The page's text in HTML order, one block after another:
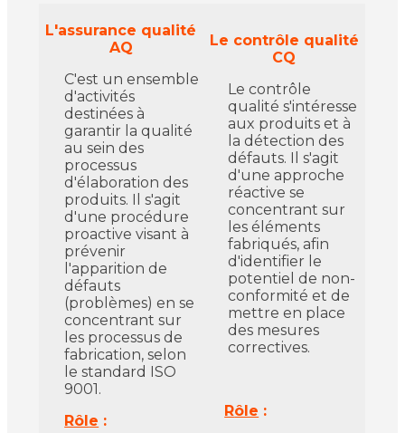
L'assurance qualité
AQ
C'est un ensemble
d'activités
destinées à
garantir la qualité
au sein des
processus
d'élaboration des
produits. Il s'agit
d'une procédure
proactive visant à
prévenir
l'apparition de
défauts
(problèmes) en se
concentrant sur
les processus de
fabrication, selon
le standard ISO
9001.
Rôle :
Le contrôle qualité
CQ
Le contrôle
qualité s'intéresse
aux produits et à
la détection des
défauts. Il s'agit
d'une approche
réactive se
concentrant sur
les éléments
fabriqués, afin
d'identifier le
potentiel de non-
conformité et de
mettre en place
des mesures
correctives.
Rôle :